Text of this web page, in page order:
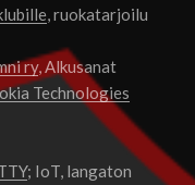
, ruokatarjoilu
ry, Alkusanat
Technologies
; IoT, langaton